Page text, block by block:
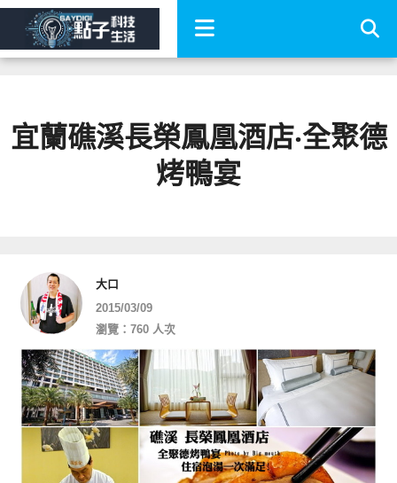
宜蘭礁溪長榮鳳凰酒店‧全聚德
烤鴨宴
大口
2015/03/09
瀏覽：760 人次